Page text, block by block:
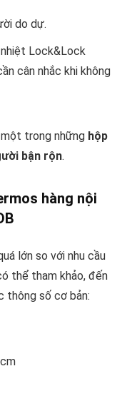
do dự.
Lock&Lock
cân nhắc khi không
một trong những hộp
bận rộn.
hàng nội
lớn so với nhu cầu
thể tham khảo, đến
thông số cơ bản: